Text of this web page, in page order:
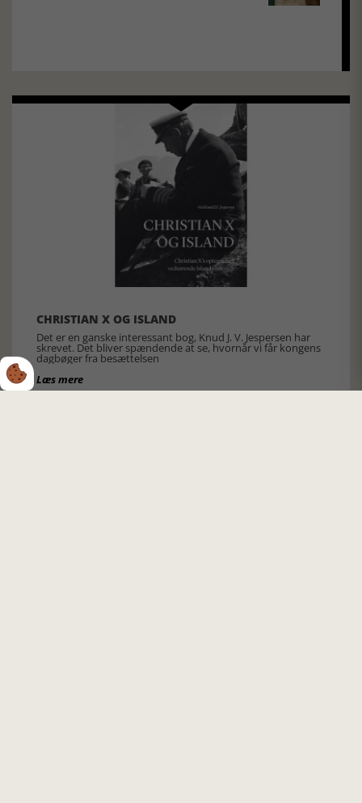
CHRISTIAN X OG ISLAND
Det er en ganske interessant bog, Knud J. V. Jespersen har
skrevet. Det bliver spændende at se, hvornår vi får kongens
dagbøger fra besættelsen
Læs mere